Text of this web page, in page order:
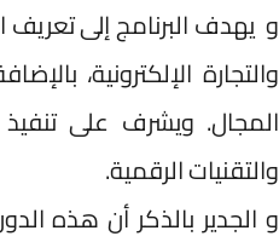
و يهدف البرنامج إلى تعريف
والتجارة الإلكترونية،
المجال. ويشرف على
والتقنيات الرقمية.
و الجدير بالذكر أن هذه